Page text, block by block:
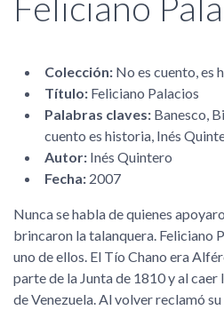
Colección: No es cuento, es
Título: Feliciano Palacios
Palabras claves: Banesco,
cuento es historia, Inés
Autor: Inés Quintero
Fecha: 2007
Nunca se habla de quienes
brincaron la talanquera. Feliciano
uno de ellos. El Tío Chano era
parte de la Junta de 1810 y al
de Venezuela. Al volver reclamó